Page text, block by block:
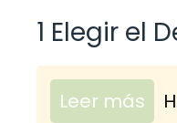
1 Elegir el
Leer más